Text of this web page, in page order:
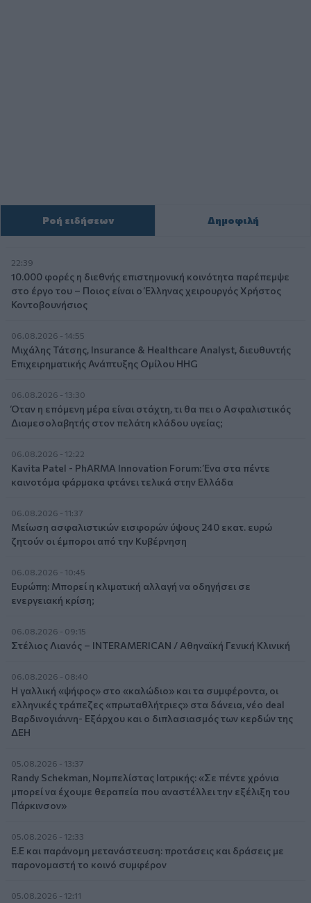
Ροή ειδήσεων Δημοφιλή
22:39
10.000 φορές η διεθνής επιστημονική κοινότητα παρέπεμψε
στο έργο του – Ποιος είναι ο Έλληνας χειρουργός Χρήστος
Κοντοβουνήσιος
06.08.2026 - 14:55
Μιχάλης Τάτσης, Insurance & Healthcare Analyst, διευθυντής
Επιχειρηματικής Ανάπτυξης Ομίλου HHG
06.08.2026 - 13:30
Όταν η επόμενη μέρα είναι στάχτη, τι θα πει ο Ασφαλιστικός
Διαμεσολαβητής στον πελάτη κλάδου υγείας;
06.08.2026 - 12:22
Kavita Patel - PhARMA Innovation Forum: Ένα στα πέντε
καινοτόμα φάρμακα φτάνει τελικά στην Ελλάδα
06.08.2026 - 11:37
Μείωση ασφαλιστικών εισφορών ύψους 240 εκατ. ευρώ
ζητούν οι έμποροι από την Κυβέρνηση
06.08.2026 - 10:45
Ευρώπη: Μπορεί η κλιματική αλλαγή να οδηγήσει σε
ενεργειακή κρίση;
06.08.2026 - 09:15
Στέλιος Λιανός – INTERAMERICAN / Αθηναϊκή Γενική Κλινική
06.08.2026 - 08:40
Η γαλλική «ψήφος» στο «καλώδιο» και τα συμφέροντα, οι
ελληνικές τράπεζες «πρωταθλήτριες» στα δάνεια, νέο deal
Βαρδινογιάννη- Εξάρχου και ο διπλασιασμός των κερδών της
ΔΕΗ
05.08.2026 - 13:37
Randy Schekman, Νομπελίστας Ιατρικής: «Σε πέντε χρόνια
μπορεί να έχουμε θεραπεία που αναστέλλει την εξέλιξη του
Πάρκινσον»
05.08.2026 - 12:33
Ε.Ε και παράνομη μετανάστευση: προτάσεις και δράσεις με
παρονομαστή το κοινό συμφέρον
05.08.2026 - 12:11